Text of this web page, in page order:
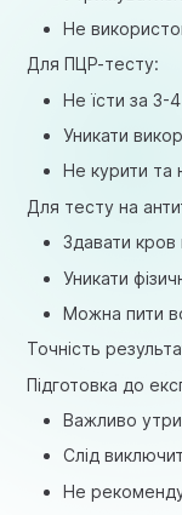
Не
Для ПЦР-тесту:
Не їсти за 3-
Уникати
Не курити та
Для тесту на
Здавати
Уникати
Можна пити
Точність
Підготовка до
Важливо
Слід
Не